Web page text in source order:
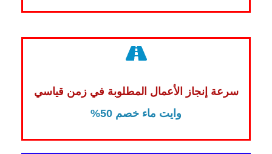
سرعة إنجاز الأعمال المطلوبة في زمن قياسي
وايت ماء خصم 50%